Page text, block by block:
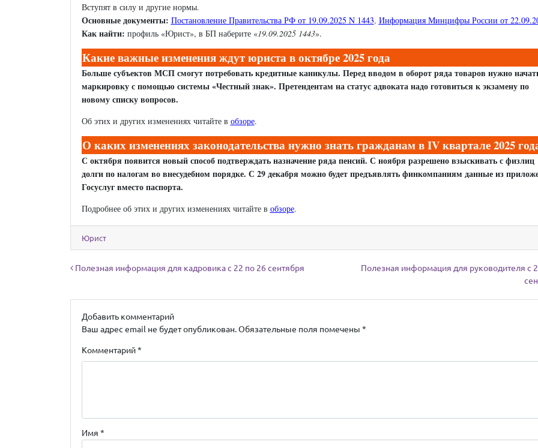
Вступят в силу и другие нормы.
Основные документы: Постановление Правительства РФ от 19.09.2025 N 1443, Информация Минцифры России от
Как найти: профиль «Юрист», в БП наберите «19.09.2025 1443».
Какие важные изменения ждут юриста в октябре 2025 года
Больше субъектов МСП смогут потребовать кредитные каникулы. Перед вводом в оборот ряда товаров нужно
маркировку с помощью системы «Честный знак». Претендентам на статус адвоката надо готовиться к экзамену по
новому списку вопросов.
Об этих и других изменениях читайте в обзоре.
О каких изменениях законодательства нужно знать гражданам в IV квартале 2025
С октября появится новый способ подтверждать назначение ряда пенсий. С ноября разрешено взыскивать с физлиц
долги по налогам во внесудебном порядке. С 29 декабря можно будет предъявлять финкомпаниям данные из
Госуслуг вместо паспорта.
Подробнее об этих и других изменениях читайте в обзоре.
Юрист
Навигация по записям
Полезная информация для кадровика с 22 по 26 сентября
Полезная информация для руководителя с
Добавить комментарий
Ваш адрес email не будет опубликован. Обязательные поля помечены *
Комментарий*
Имя *